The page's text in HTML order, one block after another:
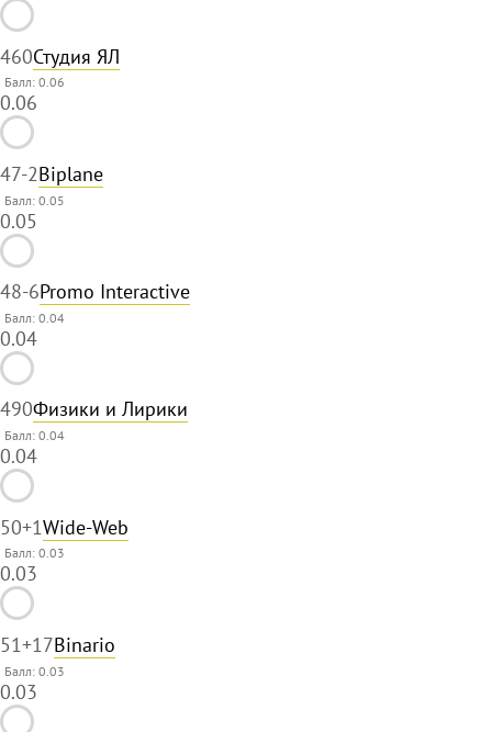
460Студия ЯЛ
Балл: 0.06
0.06
47-2Biplane
Балл: 0.05
0.05
48-6Promo Interactive
Балл: 0.04
0.04
490Физики и Лирики
Балл: 0.04
0.04
50+1Wide-Web
Балл: 0.03
0.03
51+17Binario
Балл: 0.03
0.03